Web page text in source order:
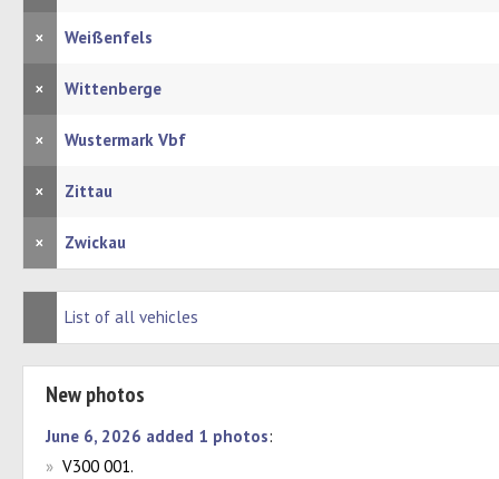
× Weißenfels
× Wittenberge
× Wustermark Vbf
× Zittau
× Zwickau
List of all vehicles
New photos
June 6, 2026 added 1 photos:
» V300 001.